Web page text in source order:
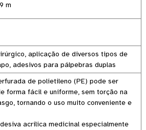
m
aplicação de diversos tipos de
adesivos para pálpebras duplas
de polietileno (PE) pode ser
forma fácil e uniforme, sem torção na
tornando o uso muito conveniente e
acrílica medicinal especialmente